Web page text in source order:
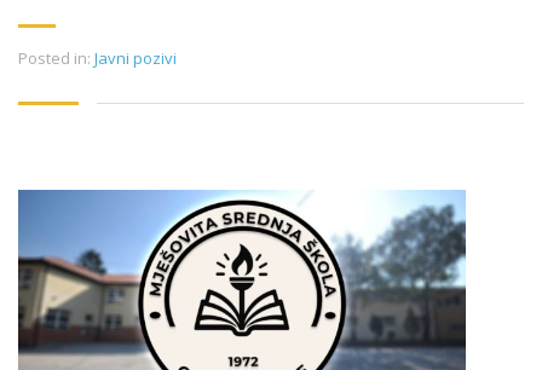
Posted in: Javni pozivi